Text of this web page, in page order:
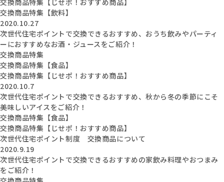
交換商品特集【じせポ！おすすめ商品】
交換商品特集【飲料】
2020.10.27
次世代住宅ポイントで交換できるおすすめ、おうち飲みやパーティ
ーにおすすめなお酒・ジュースをご紹介！
交換商品特集
交換商品特集【食品】
交換商品特集【じせポ！おすすめ商品】
2020.10.7
次世代住宅ポイントで交換できるおすすめ、秋から冬の季節にこそ
美味しいアイスをご紹介！
交換商品特集【食品】
交換商品特集【じせポ！おすすめ商品】
次世代住宅ポイント制度 交換商品について
2020.9.19
次世代住宅ポイントで交換できるおすすめの家飲み料理やおつまみ
をご紹介！